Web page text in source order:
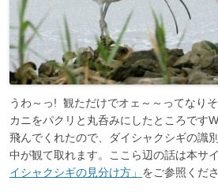
うわ～っ! 観ただけでオェ～～ってなり
カニをパクリと丸呑みにしたところです
飛んでくれたので、ダイシャクシギの識
中が観て取れます。ここら辺の話は本サ
イシャクシギの見分け方」 をご参照くださ